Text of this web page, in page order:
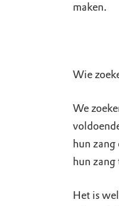
maken.
Wie
We
hun
hun
Het is